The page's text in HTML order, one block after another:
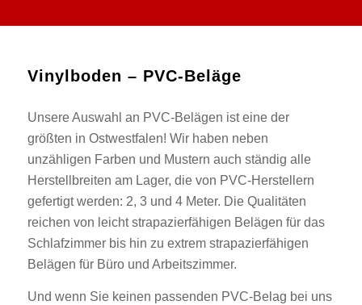
Vinylboden – PVC-Beläge
Unsere Auswahl an PVC-Belägen ist eine der
größten in Ostwestfalen! Wir haben neben
unzähligen Farben und Mustern auch ständig alle
Herstellbreiten am Lager, die von PVC-Herstellern
gefertigt werden: 2, 3 und 4 Meter. Die Qualitäten
reichen von leicht strapazierfähigen Belägen für das
Schlafzimmer bis hin zu extrem strapazierfähigen
Belägen für Büro und Arbeitszimmer.
Und wenn Sie keinen passenden PVC-Belag bei uns